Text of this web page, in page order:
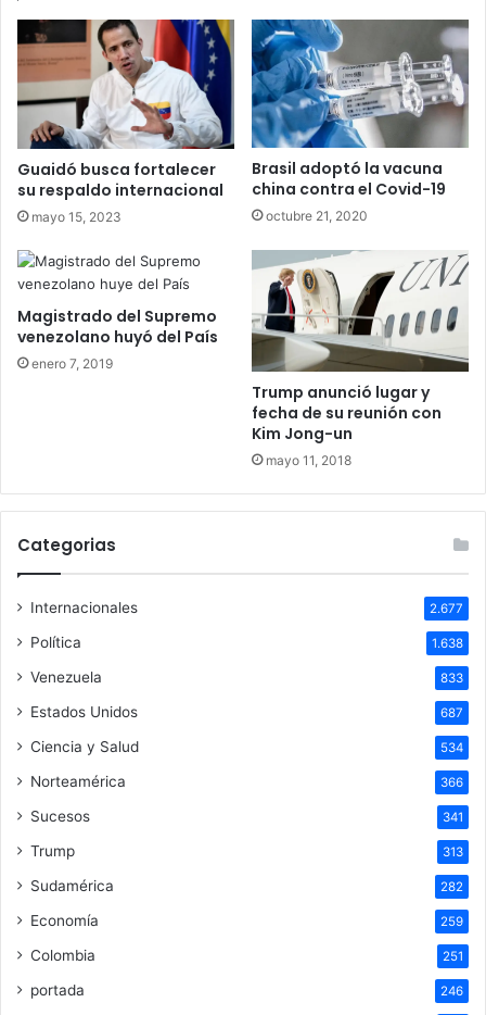
Guaidó busca fortalecer
su respaldo internacional
mayo 15, 2023
Brasil adoptó la vacuna
china contra el Covid-19
octubre 21, 2020
Magistrado del Supremo
venezolano huyó del País
enero 7, 2019
Trump anunció lugar y
fecha de su reunión con
Kim Jong-un
mayo 11, 2018
Categorias
Internacionales 2.677
Política 1.638
Venezuela 833
Estados Unidos 687
Ciencia y Salud 534
Norteamérica 366
Sucesos 341
Trump 313
Sudamérica 282
Economía 259
Colombia 251
portada 246